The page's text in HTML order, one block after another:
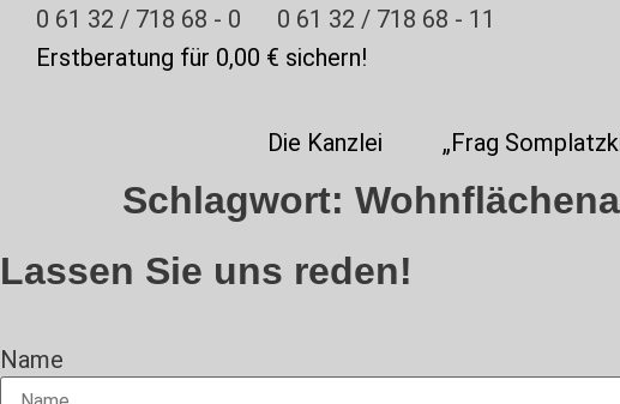
Zum
Inhalt
0 61 32 / 718 68 - 0
0 61 32 / 718 68 - 11
Erstberatung für 0,00 € sichern!
Die Kanzlei „Frag
Schlagwort:
Lassen Sie uns reden!
Name